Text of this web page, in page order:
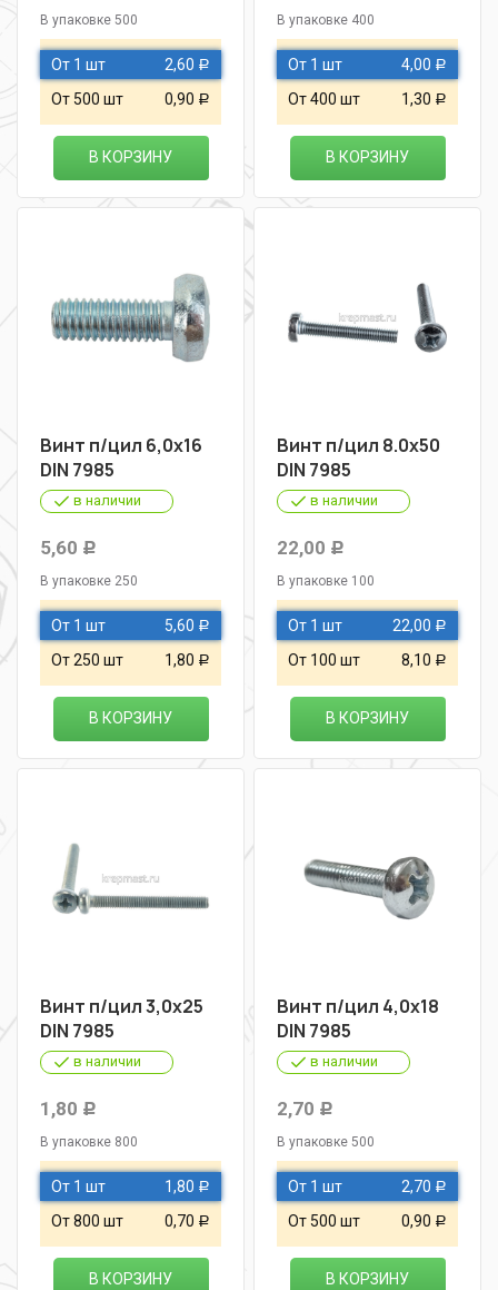
В упаковке 500
От 1 шт 2,60 Р
От 500 шт 0,90 Р
В КОРЗИНУ
В упаковке 400
От 1 шт 4,00 Р
От 400 шт 1,30 Р
В КОРЗИНУ
Винт п/цил 6,0х16
DIN 7985
в наличии
5,60 Р
В упаковке 250
От 1 шт 5,60 Р
От 250 шт 1,80 Р
В КОРЗИНУ
Винт п/цил 8.0х50
DIN 7985
в наличии
22,00 Р
В упаковке 100
От 1 шт 22,00 Р
От 100 шт 8,10 Р
В КОРЗИНУ
Винт п/цил 3,0х25
DIN 7985
в наличии
1,80 Р
В упаковке 800
От 1 шт 1,80 Р
От 800 шт 0,70 Р
В КОРЗИНУ
Винт п/цил 4,0х18
DIN 7985
в наличии
2,70 Р
В упаковке 500
От 1 шт 2,70 Р
От 500 шт 0,90 Р
В КОРЗИНУ